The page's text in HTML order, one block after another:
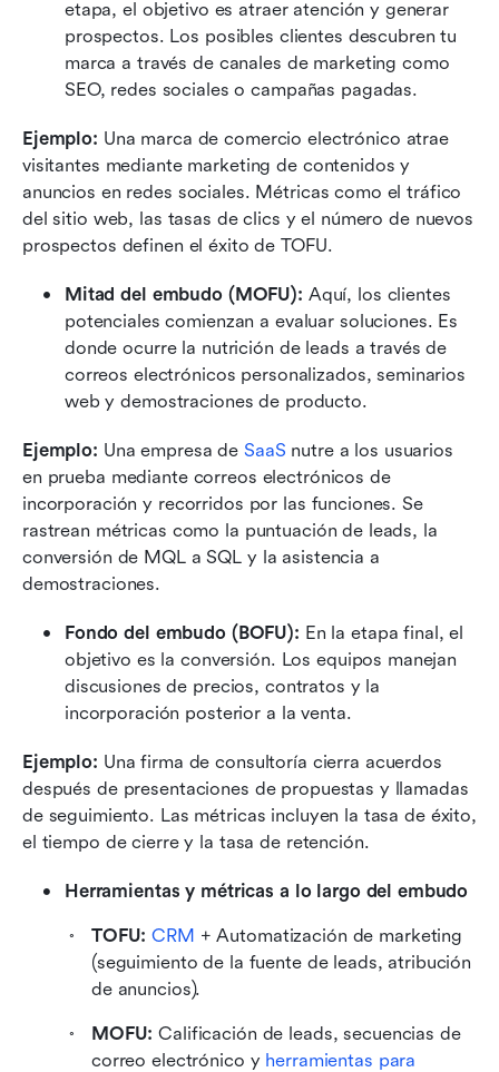
etapa, el objetivo es atraer atención y generar
prospectos. Los posibles clientes descubren tu
marca a través de canales de marketing como
SEO, redes sociales o campañas pagadas.
Ejemplo: Una marca de comercio electrónico atrae
visitantes mediante marketing de contenidos y
anuncios en redes sociales. Métricas como el tráfico
del sitio web, las tasas de clics y el número de nuevos
prospectos definen el éxito de TOFU.
Mitad del embudo (MOFU): Aquí, los clientes
potenciales comienzan a evaluar soluciones. Es
donde ocurre la nutrición de leads a través de
correos electrónicos personalizados, seminarios
web y demostraciones de producto.
Ejemplo: Una empresa de SaaS nutre a los usuarios
en prueba mediante correos electrónicos de
incorporación y recorridos por las funciones. Se
rastrean métricas como la puntuación de leads, la
conversión de MQL a SQL y la asistencia a
demostraciones.
Fondo del embudo (BOFU): En la etapa final, el
objetivo es la conversión. Los equipos manejan
discusiones de precios, contratos y la
incorporación posterior a la venta.
Ejemplo: Una firma de consultoría cierra acuerdos
después de presentaciones de propuestas y llamadas
de seguimiento. Las métricas incluyen la tasa de éxito,
el tiempo de cierre y la tasa de retención.
Herramientas y métricas a lo largo del embudo
TOFU: CRM + Automatización de marketing
(seguimiento de la fuente de leads, atribución
de anuncios).
MOFU: Calificación de leads, secuencias de
correo electrónico y herramientas para